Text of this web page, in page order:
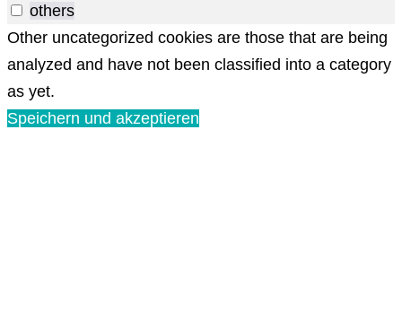
others
Other uncategorized cookies are those that are being
analyzed and have not been classified into a category
as yet.
Speichern und akzeptieren